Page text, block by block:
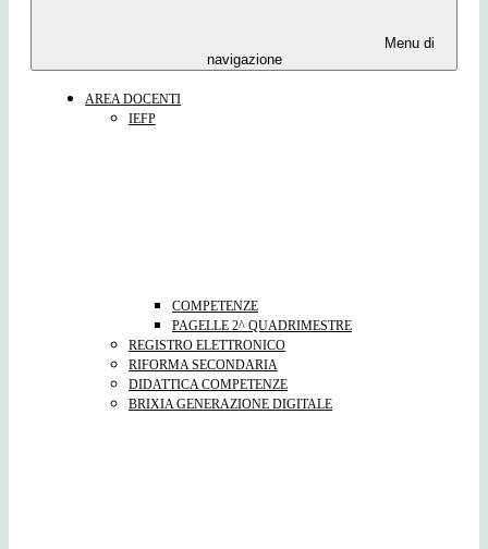
Menu di
navigazione
AREA DOCENTI
IEFP
COMPETENZE
PAGELLE 2^ QUADRIMESTRE
REGISTRO ELETTRONICO
RIFORMA SECONDARIA
DIDATTICA COMPETENZE
BRIXIA GENERAZIONE DIGITALE